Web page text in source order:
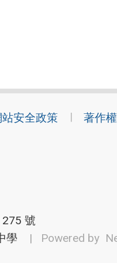
站安全政策 著作
號
學 | Powered by